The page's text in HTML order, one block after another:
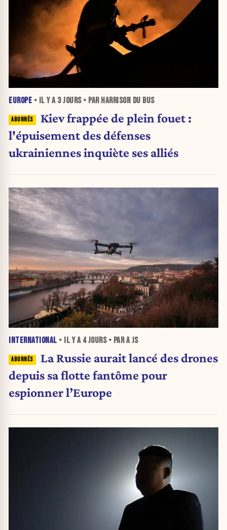
EUROPE • IL Y A 3 JOURS• PAR HARRISON DU BUS
Kiev frappée de plein fouet :
l'épuisement des défenses
ukrainiennes inquiète ses alliés
INTERNATIONAL • IL Y A 4 JOURS• PAR A JS
La Russie aurait lancé des drones
depuis sa flotte fantôme pour
espionner l’Europe